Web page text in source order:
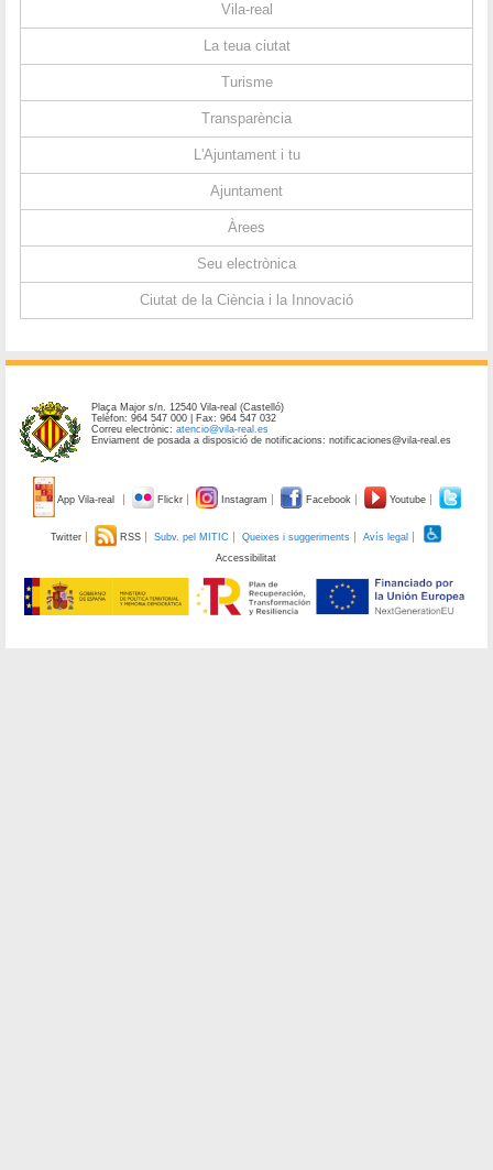
Vila-real
La teua ciutat
Turisme
Transparència
L'Ajuntament i tu
Ajuntament
Àrees
Seu electrònica
Ciutat de la Ciència i la Innovació
Plaça Major s/n. 12540 Vila-real (Castelló)
Telèfon: 964 547 000 | Fax: 964 547 032
Correu electrònic:atencio@vila-real.es
Enviament de posada a disposició de notificacions: notificaciones@vila-real.es
App Vila-real Flickr Instagram Facebook Youtube
Twitter RSS Subv. pel MITIC Queixes i suggeriments
Avís legal
Accessibilitat